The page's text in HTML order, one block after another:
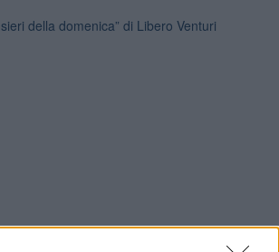
della domenica” di Libero Venturi